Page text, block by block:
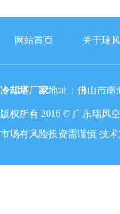
网站首页 关于瑞风
冷却塔厂家地址：佛山市南
版权所有 2016 © 广东瑞风
市场有风险投资需谨慎 技术